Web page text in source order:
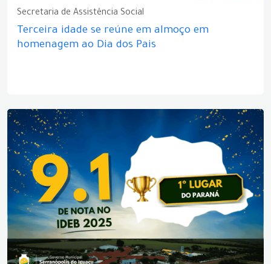
Secretaria de Assistência Social
Terceira idade se reúne em almoço em
homenagem ao Dia dos Pais